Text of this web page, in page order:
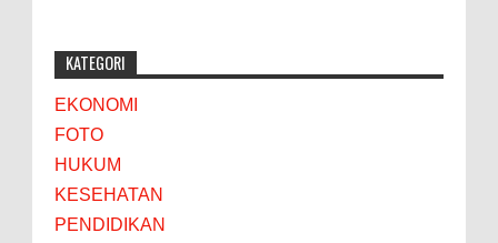
KATEGORI
EKONOMI
FOTO
HUKUM
KESEHATAN
PENDIDIKAN